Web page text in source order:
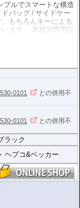
プルでスマートな構造
バッグ / サイドケー
もちろんキーによる
ます。 車種別専用設
ース、バッグの自重
または下方に移設す
0101
との併用不
0101
との併用不
ラック
ヘプコ&ベッカー